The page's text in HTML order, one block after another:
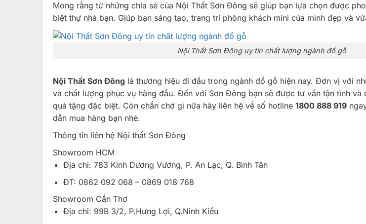
Mong rằng từ những chia sẻ của Nội Thất Sơn Đông sẽ giúp bạn lựa chọn được
biệt thự nhà bạn. Giúp bạn sáng tạo, trang trí phòng khách mini của mình đẹp và
Nội Thất Sơn Đông uy tín chất lượng ngành đồ gỗ
Nội Thất Sơn Đông là thương hiệu đi đầu trong ngành đồ gỗ hiện nay. Đơn vị với
và chất lượng phục vụ hàng đầu. Đến với Sơn Đông bạn sẽ được tư vấn tận tình và
quà tặng đặc biệt. Còn chần chờ gì nữa hãy liên hệ về số hotline 1800 888 919
dẫn mua hàng bạn nhé.
Thông tin liên hệ Nội thất Sơn Đông
Showroom HCM
Địa chỉ: 783 Kinh Dương Vương, P. An Lạc, Q. Bình Tân
ĐT: 0862 092 068 – 0869 018 768
Showroom Cần Thơ
Địa chỉ: 99B 3/2, P.Hưng Lợi, Q.Ninh Kiều